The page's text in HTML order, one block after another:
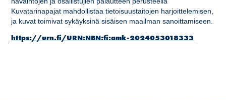
Kuvatarinapajat mahdollistaa tietoisuustaitojen harjoittelemisen,
ja kuvat toimivat sykäyksinä sisäisen maailman sanoittamiseen.
https://urn.fi/URN:NBN:fi:amk-2024053018333